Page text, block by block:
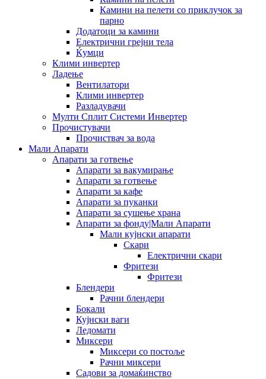
Камини на пелети со приклучок за
парно
Додатоци за камини
Електрични грејни тела
Ќумци
Клими инвертер
Ладење
Вентилатори
Клими инвертер
Разладувачи
Мулти Сплит Системи Инвертер
Прочистувачи
Прочиствач за вода
Мали Апарати
Апарати за готвење
Апарати за вакумирање
Апарати за готвење
Апарати за кафе
Апарати за пуканки
Апарати за сушење храна
Апарати за фонду|Мали Апарати
Мали кујнски апарати
Скари
Електрични скари
Фритези
Фритези
Блендери
Рачни блендери
Бокали
Кујнски ваги
Ледомати
Миксери
Миксери со постоље
Рачни миксери
Садови за домаќинство